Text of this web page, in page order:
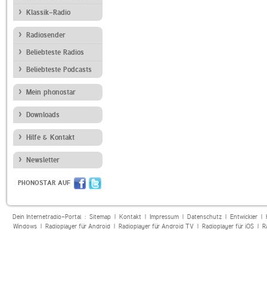
Klassik-Radio
Radiosender
Beliebteste Radios
Beliebteste Podcasts
Mein phonostar
Downloads
Hilfe & Kontakt
Newsletter
PHONOSTAR AUF
Dein Internetradio-Portal : Sitemap| Kontakt| Impressum| Datenschutz| Entwickler|
Windows| Radioplayer für Android| Radioplayer für Android TV| Radioplayer für iOS|